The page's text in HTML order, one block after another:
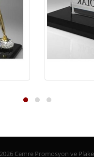
Cemre Promosyon ve